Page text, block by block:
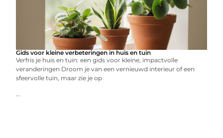
Gids voor kleine verbeteringen in huis en tuin
Verfris je huis en tuin: een gids voor kleine, impactvolle
veranderingen Droom je van een vernieuwd interieur of een
sfeervolle tuin, maar zie je op
...